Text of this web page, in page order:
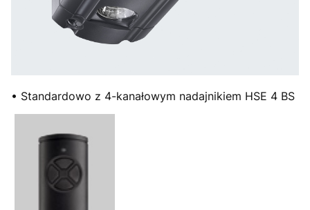
• Standardowo z 4-kanałowym nadajnikiem HSE 4 BS